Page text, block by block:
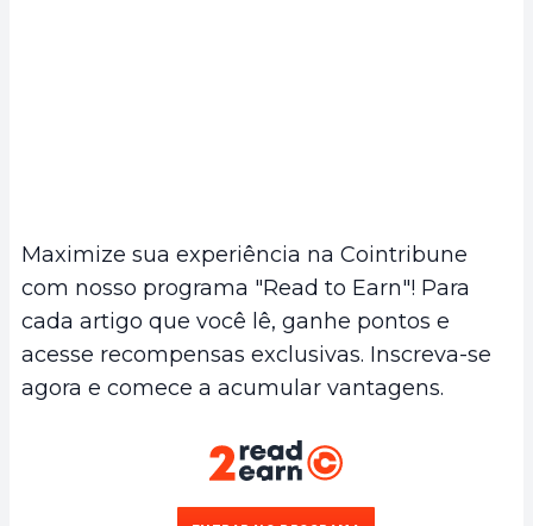
Maximize sua experiência na Cointribune
com nosso programa "Read to Earn"! Para
cada artigo que você lê, ganhe pontos e
acesse recompensas exclusivas. Inscreva-se
agora e comece a acumular vantagens.